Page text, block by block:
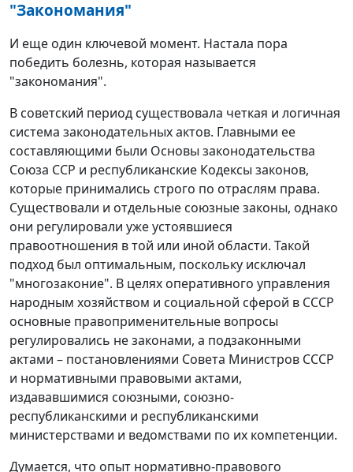
"Закономания"
И еще один ключевой момент. Настала пора
победить болезнь, которая называется
"закономания".
В советский период существовала четкая и логичная
система законодательных актов. Главными ее
составляющими были Основы законодательства
Союза ССР и республиканские Кодексы законов,
которые принимались строго по отраслям права.
Существовали и отдельные союзные законы, однако
они регулировали уже устоявшиеся
правоотношения в той или иной области. Такой
подход был оптимальным, поскольку исключал
"многозаконие". В целях оперативного управления
народным хозяйством и социальной сферой в СССР
основные правоприменительные вопросы
регулировались не законами, а подзаконными
актами – постановлениями Совета Министров СССР
и нормативными правовыми актами,
издававшимися союзными, союзно-
республиканскими и республиканскими
министерствами и ведомствами по их компетенции.
Думается, что опыт нормативно-правового